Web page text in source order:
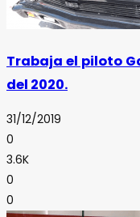
Trabaja el piloto
del 2020.
31/12/2019
0
3.6K
0
0